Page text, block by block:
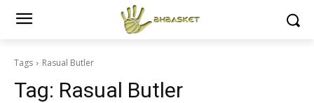
Tags Rasual Butler
Tag: Rasual Butler